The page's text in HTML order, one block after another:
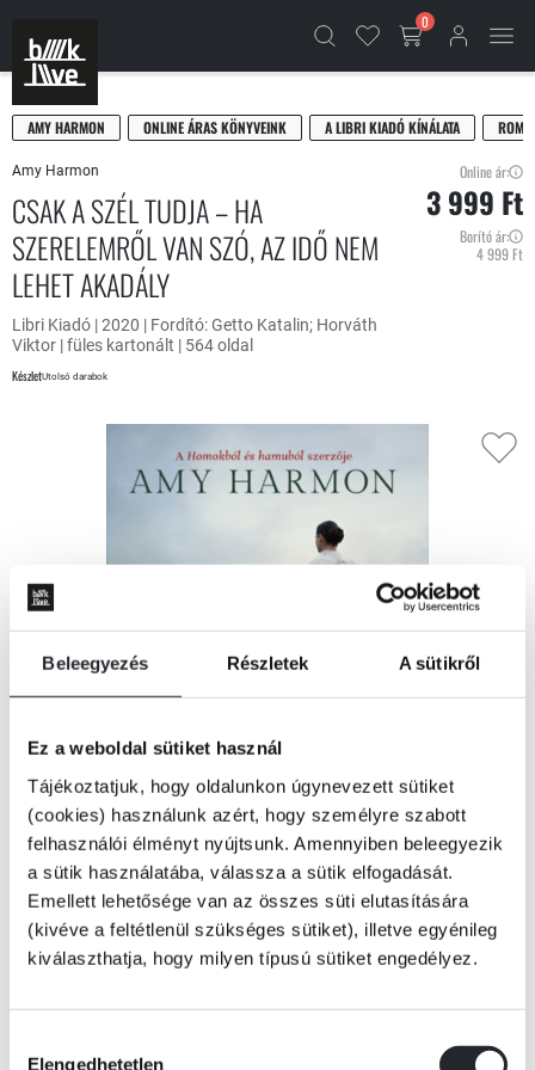
Beleegyezés Részletek A sütikről
Ez a weboldal sütiket használ
Tájékoztatjuk, hogy oldalunkon úgynevezett sütiket
(cookies) használunk azért, hogy személyre szabott
felhasználói élményt nyújtsunk. Amennyiben beleegyezik
a sütik használatába, válassza a sütik elfogadását.
Emellett lehetősége van az összes süti elutasítására
(kivéve a feltétlenül szükséges sütiket), illetve egyénileg
kiválaszthatja, hogy milyen típusú sütiket engedélyez.
Elengedhetetlen
0
AMY HARMON ONLINE ÁRAS KÖNYVEINK A LIBRI KIADÓ KÍNÁLATA
Amy Harmon
CSAK A SZÉL TUDJA – HA
SZERELEMRŐL VAN SZÓ, AZ IDŐ NEM
LEHET AKADÁLY
Libri Kiadó | 2020 | Fordító: Getto Katalin; Horváth
Viktor | füles kartonált | 564 oldal
KészletUtolsó darabok
Online ár:
3 999 Ft
Borító ár:
4 999 Ft